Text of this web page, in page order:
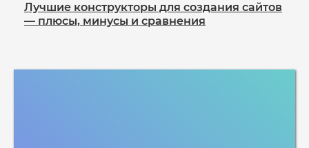
Лучшие конструкторы для создания сайтов
— плюсы, минусы и сравнения